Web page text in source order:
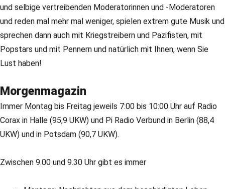
und selbige vertreibenden Moderatorinnen und -Moderatoren
und reden mal mehr mal weniger, spielen extrem gute Musik und
sprechen dann auch mit Kriegstreibern und Pazifisten, mit
Popstars und mit Pennern und natürlich mit Ihnen, wenn Sie
Lust haben!
Morgenmagazin
Immer Montag bis Freitag jeweils 7:00 bis 10:00 Uhr auf Radio
Corax in Halle (95,9 UKW) und Pi Radio Verbund in Berlin (88,4
UKW) und in Potsdam (90,7 UKW).
Zwischen 9.00 und 9.30 Uhr gibt es immer